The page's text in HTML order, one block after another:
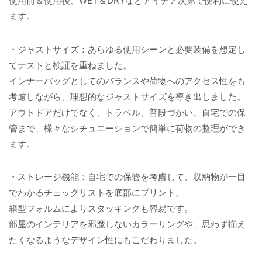
ます。
・ジャストサイズ：あらゆる使用シーンと必要装備を想定し
てテストと検証を重ねました。
インナーバッグとしてのバランスや荷物へのアクセス性をも
考慮しながら、理想的なジャストサイズを導き出しました。
アウトドアだけでなく、トラベル、普段づかい、自宅での保
管まで、様々なシチュエーションで簡単に荷物の整理ができ
ます。
・ストレージ機能：自宅での保管を考慮して、収納物が一目
でわかるチェックリストを底部にプリント。
箱型フォルムによりスタッキングも容易です。
部屋のインテリアを邪魔しないカラーリングや、思わず揃え
たくなるようなデザイン性にもこだわりました。